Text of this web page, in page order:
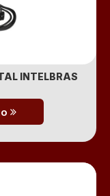
INTELBRAS